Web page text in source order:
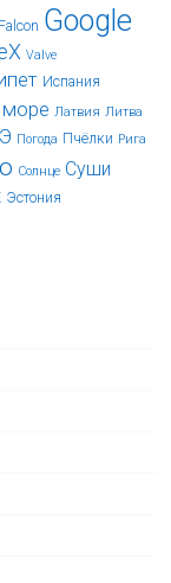
Falcon Google
Valve
Испания
Латвия Литва
Погода Пчёлки Рига
Солнце Суши
Эстония